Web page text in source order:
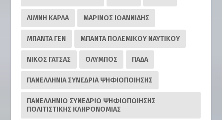
ΛΙΜΝΗ ΚΑΡΛΑ ΜΑΡΙΝΟΣ ΙΩΑΝΝΙΔΗΣ
ΜΠΑΝΤΑ ΓΕΝ ΜΠΑΝΤΑ ΠΟΛΕΜΙΚΟΥ ΝΑΥΤΙΚΟΥ
ΝΙΚΟΣ ΓΑΤΣΑΣ ΟΛΥΜΠΟΣ ΠΑΔΑ
ΠΑΝΕΛΛΗΝΙΑ ΣΥΝΕΔΡΙΑ ΨΗΦΙΟΠΟΙΗΣΗΣ
ΠΑΝΕΛΛΗΝΙΟ ΣΥΝΕΔΡΙΟ ΨΗΦΙΟΠΟΙΗΣΗΣ
ΠΟΛΙΤΙΣΤΙΚΗΣ ΚΛΗΡΟΝΟΜΙΑΣ